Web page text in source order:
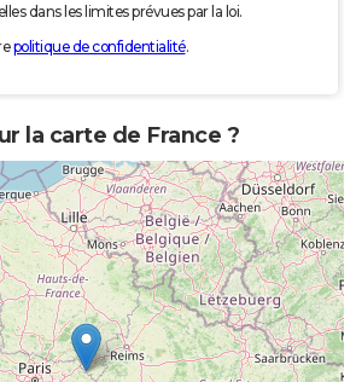
dans les limites prévues par la loi.
politique de confidentialité.
la carte de France ?